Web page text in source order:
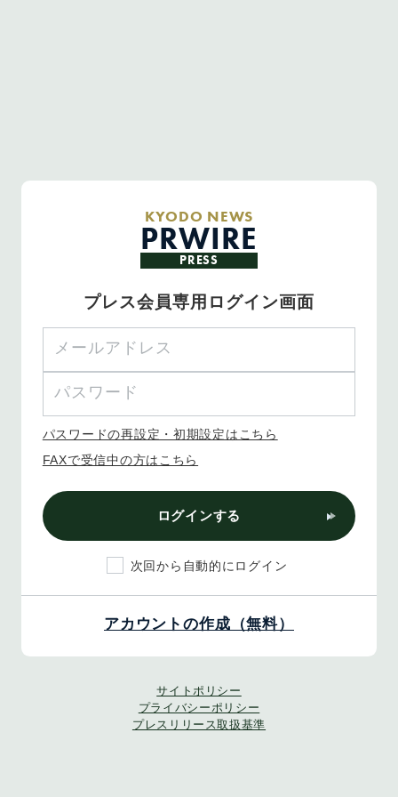
KYODO NEWS
PRWIRE
PRESS
プレス会員専用ログイン画面
パスワードの再設定・初期設定はこちら
FAXで受信中の方はこちら
ログインする
次回から自動的にログイン
アカウントの作成（無料）
サイトポリシー
プライバシーポリシー
プレスリリース取扱基準